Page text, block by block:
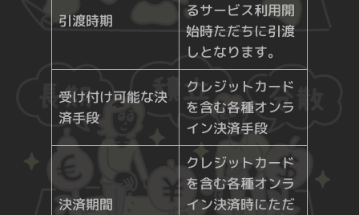
引渡時期
るサービス利用開
始時ただちに引渡
しとなります。
受け付け可能な決
済手段
クレジットカード
を含む各種オンラ
イン決済手段
決済期間
クレジットカード
を含む各種オンラ
イン決済時にただ